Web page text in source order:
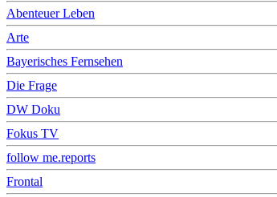
Abenteuer Leben
Arte
Bayerisches Fernsehen
Die Frage
DW Doku
Fokus TV
follow me.reports
Frontal